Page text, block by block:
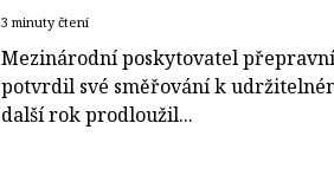
3 minuty čtení
Mezinárodní poskytovatel
potvrdil své směřování k
další rok prodloužil...